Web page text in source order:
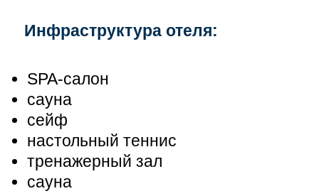
Инфраструктура отеля:
SPA-салон
сауна
сейф
настольный теннис
тренажерный зал
сауна